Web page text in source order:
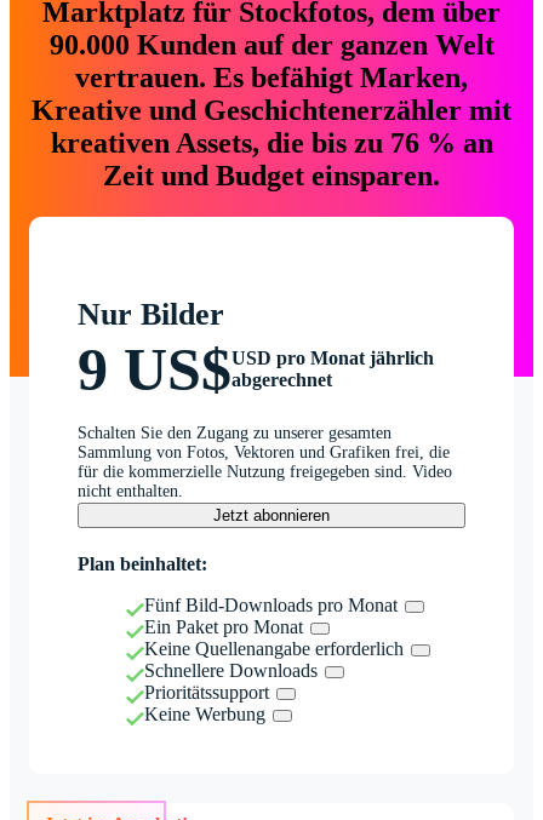
Marktplatz für Stockfotos, dem über
90.000 Kunden auf der ganzen Welt
vertrauen. Es befähigt Marken,
Kreative und Geschichtenerzähler mit
kreativen Assets, die bis zu 76 % an
Zeit und Budget einsparen.
Nur Bilder
9 US$USD pro Monat jährlich
abgerechnet
Schalten Sie den Zugang zu unserer gesamten
Sammlung von Fotos, Vektoren und Grafiken frei, die
für die kommerzielle Nutzung freigegeben sind. Video
nicht enthalten.
Jetzt abonnieren
Plan beinhaltet:
Fünf Bild-Downloads pro Monat
Ein Paket pro Monat
Keine Quellenangabe erforderlich
Schnellere Downloads
Prioritätssupport
Keine Werbung
Jetzt im Angebot!